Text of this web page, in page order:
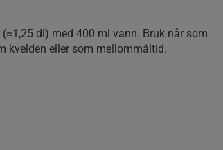
dl) med 400 ml vann. Bruk når som
kvelden eller som mellommåltid.